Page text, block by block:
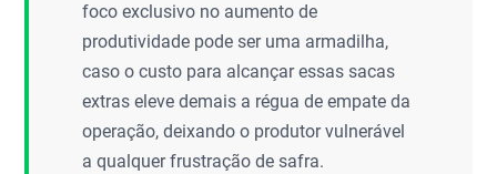
foco exclusivo no aumento de
produtividade pode ser uma armadilha,
caso o custo para alcançar essas sacas
extras eleve demais a régua de empate da
operação, deixando o produtor vulnerável
a qualquer frustração de safra.